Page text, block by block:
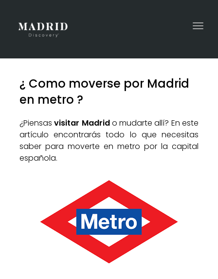
¿ Como moverse por Madrid
en metro ?
¿Piensasvisitar Madrido mudarte allí? En este
artículo encontrarás todo lo que necesitas
saber para moverte en metro por la capital
española.